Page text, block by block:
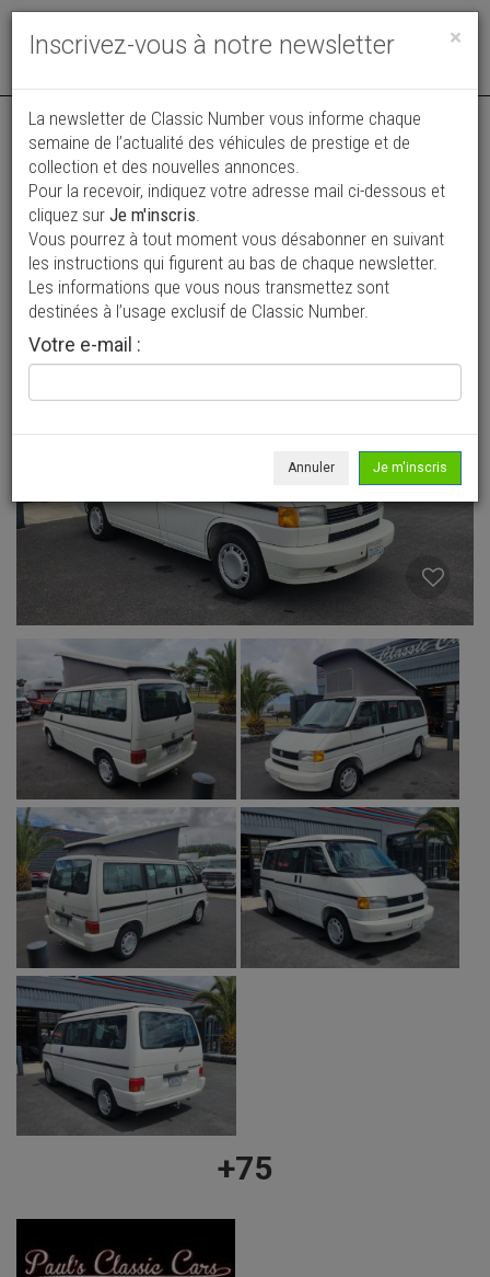
Toggle
Annonce actualisée le 31/07/2026 ( il y a 9 jours )
Volkswagen T4 Eurovan
13 450 €
1993 Fourgon 128 046 mi
+75
×
Inscrivez-vous à notre newsletter
La newsletter de Classic Number vous informe chaque
semaine de l’actualité des véhicules de prestige et de
collection et des nouvelles annonces.
Pour la recevoir, indiquez votre adresse mail ci-dessous et
cliquez sur Je m'inscris.
Vous pourrez à tout moment vous désabonner en suivant
les instructions qui figurent au bas de chaque newsletter.
Les informations que vous nous transmettez sont
destinées à l’usage exclusif de Classic Number.
Votre e-mail :
Annuler Je m'inscris